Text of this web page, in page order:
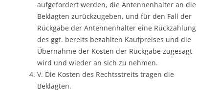
aufgefordert werden, die Antennenhalter an die
Beklagten zurückzugeben, und für den Fall der
Rückgabe der Antennenhalter eine Rückzahlung
des ggf. bereits bezahlten Kaufpreises und die
Übernahme der Kosten der Rückgabe zugesagt
wird und wieder an sich zu nehmen.
V. Die Kosten des Rechtsstreits tragen die
Beklagten.